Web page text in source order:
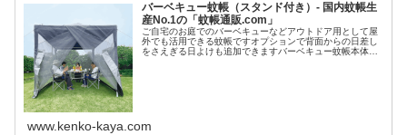
バーベキュー蚊帳（スタンド付き）- 国内蚊帳生
産No.1の「蚊帳通販.com」
ご自宅のお庭でのバーベキューなどアウトドア用として屋
外でも活用できる蚊帳ですオプションで背面からの日差し
をさえぎる日よけも追加できますバーベキュー蚊帳本体の
www.kenko-kaya.com